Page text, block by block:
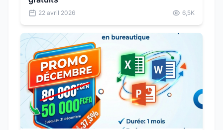
22 avril 2026 6,5K